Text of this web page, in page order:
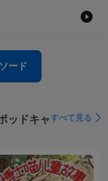
學並留個紀錄。 我們討
失荊州， 還有不要亂發
錯漏或語調， 就算上架
故事或書籍， 歡迎留言
. 周末才會比較看信箱，
a nice day. --
ード
ッドキャすべて見る